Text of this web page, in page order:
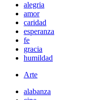
alegria
amor
caridad
esperanza
fe
gracia
humildad
Arte
alabanza